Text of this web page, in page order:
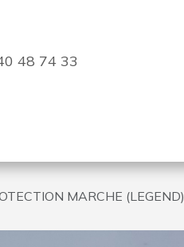
48 74 33
MARCHE (LEGEND)